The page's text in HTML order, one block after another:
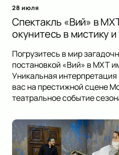
28 июля
Спектакль «Вий» в
окунитесь в мистику
Погрузитесь в мир
постановкой «Вий» в МХТ
Уникальная интерпретация
вас на престижной сцене
театральное событие